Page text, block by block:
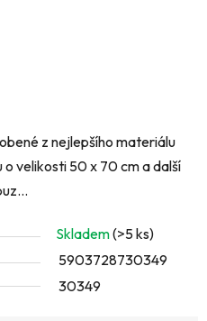
z nejlepšího materiálu
o velikosti 50 x 70 cm a další
Skladem(>5 ks)
5903728730349
30349